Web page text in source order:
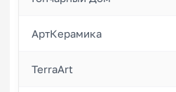
АртКерамика
TerraArt